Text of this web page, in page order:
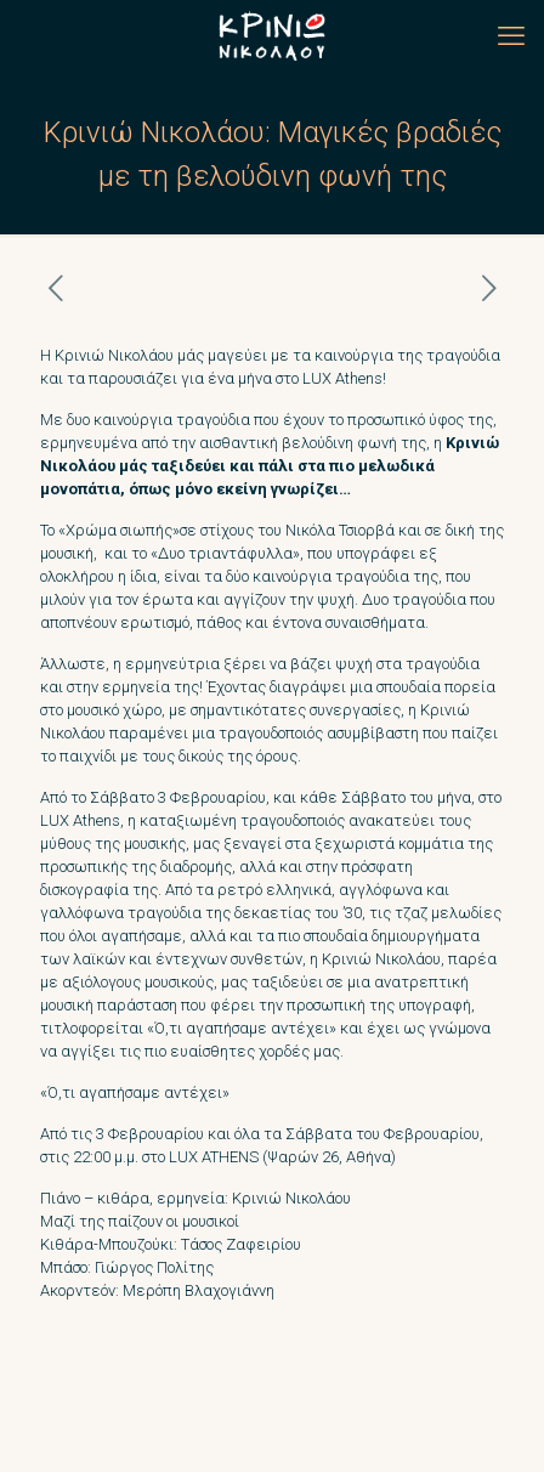
Κρινιώ Νικολάου: Μαγικές βραδιές
με τη βελούδινη φωνή της
Η Κρινιώ Νικολάου μάς μαγεύει με τα καινούργια της τραγούδια
και τα παρουσιάζει για ένα μήνα στο LUX Athens!
Με δυο καινούργια τραγούδια που έχουν το προσωπικό ύφος της,
ερμηνευμένα από την αισθαντική βελούδινη φωνή της, η Κρινιώ
Νικολάου μάς ταξιδεύει και πάλι στα πιο μελωδικά
μονοπάτια, όπως μόνο εκείνη γνωρίζει…
Το «Χρώμα σιωπής»σε στίχους του Νικόλα Τσιορβά και σε δική της
μουσική, και το «Δυο τριαντάφυλλα», που υπογράφει εξ
ολοκλήρου η ίδια, είναι τα δύο καινούργια τραγούδια της, που
μιλούν για τον έρωτα και αγγίζουν την ψυχή. Δυο τραγούδια που
αποπνέουν ερωτισμό, πάθος και έντονα συναισθήματα.
Άλλωστε, η ερμηνεύτρια ξέρει να βάζει ψυχή στα τραγούδια
και στην ερμηνεία της! Έχοντας διαγράψει μια σπουδαία πορεία
στο μουσικό χώρο, με σημαντικότατες συνεργασίες, η Κρινιώ
Νικολάου παραμένει μια τραγουδοποιός ασυμβίβαστη που παίζει
το παιχνίδι με τους δικούς της όρους.
Από το Σάββατο 3 Φεβρουαρίου, και κάθε Σάββατο του μήνα, στο
LUX Athens, η καταξιωμένη τραγουδοποιός ανακατεύει τους
μύθους της μουσικής, μας ξεναγεί στα ξεχωριστά κομμάτια της
προσωπικής της διαδρομής, αλλά και στην πρόσφατη
δισκογραφία της. Από τα ρετρό ελληνικά, αγγλόφωνα και
γαλλόφωνα τραγούδια της δεκαετίας του ’30, τις τζαζ μελωδίες
που όλοι αγαπήσαμε, αλλά και τα πιο σπουδαία δημιουργήματα
των λαϊκών και έντεχνων συνθετών, η Κρινιώ Νικολάου, παρέα
με αξιόλογους μουσικούς, μας ταξιδεύει σε μια ανατρεπτική
μουσική παράσταση που φέρει την προσωπική της υπογραφή,
τιτλοφορείται «Ό,τι αγαπήσαμε αντέχει» και έχει ως γνώμονα
να αγγίξει τις πιο ευαίσθητες χορδές μας.
«Ό,τι αγαπήσαμε αντέχει»
Από τις 3 Φεβρουαρίου και όλα τα Σάββατα του Φεβρουαρίου,
στις 22:00 μ.μ. στο LUX ATHENS (Ψαρών 26, Αθήνα)
Πιάνο – κιθάρα, ερμηνεία: Κρινιώ Νικολάου
Μαζί της παίζουν οι μουσικοί
Κιθάρα-Μπουζούκι: Τάσος Ζαφειρίου
Μπάσο: Γιώργος Πολίτης
Ακορντεόν: Μερόπη Βλαχογιάννη